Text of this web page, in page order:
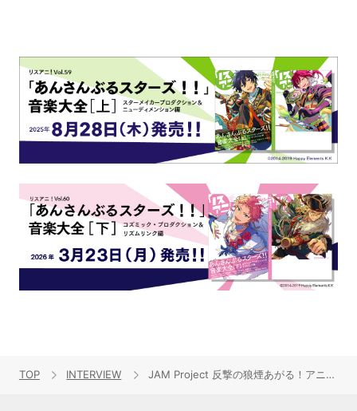
TOP INTERVIEW JAM Project 反撃の狼煙あがる！アニメ『ゲッターロボ アーク』用新曲「Bloodlines～運命の血統～」発売記念インタビュー